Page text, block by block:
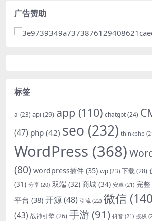
广告赞助
标签
ai (23) api(29) app (110) chatgpt(24)
(47) php (42) seo (232) thinkphp
WordPress (368)
(80) wordpress插件 (35) wp (23) 下载(28)
(31) 分享 (20) 双端 (32) 商城 (34) 安卓 (21) 完整
平台 (38) 开源(48) 引流 (22) 微信
(43) 战神引擎(26) 手游(91) 抖音 (21) 授权